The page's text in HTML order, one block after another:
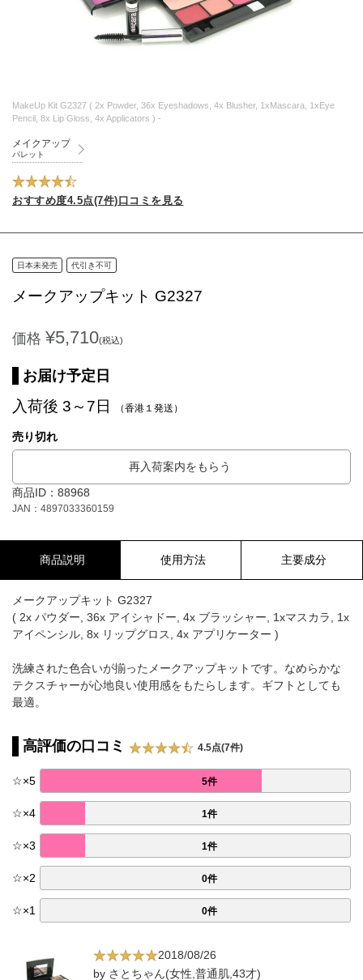
MakeUp Kit G2327 ( 2x Powder, 36x Eyeshadows, 4x Blusher, 1xMascara, 1xEye
Pencil, 8x Lip Gloss, 4x Applicators ) -
メイクアップ
パレット
おすすめ度4.5点(7件)口コミを見る
日本未発売 代引き不可
メークアップキット G2327
価格 ¥5,710(税込)
お届け予定日
入荷後 3～7日 （香港１発送）
売り切れ
再入荷案内をもらう
商品ID：88968
JAN：4897033360159
商品説明 使用方法 主要成分
メークアップキット G2327
( 2x パウダー, 36x アイシャドー, 4x ブラッシャー, 1xマスカラ, 1x
アイペンシル, 8x リップグロス, 4x アプリケーター )
洗練された色合いが揃ったメークアップキットです。なめらかな
テクスチャーが心地良い使用感をもたらします。ギフトとしても
最適。
高評価の口コミ 4.5点(7件)
☆×5 5件
☆×4 1件
☆×3 1件
☆×2 0件
☆×1 0件
2018/08/26
by さとちゃん(女性,普通肌,43才)